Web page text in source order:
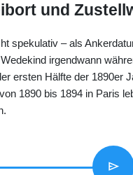
und
spekulativ – als
irgendwann
ersten Hälfte der 1890er
1890 bis 1894 in Paris
send